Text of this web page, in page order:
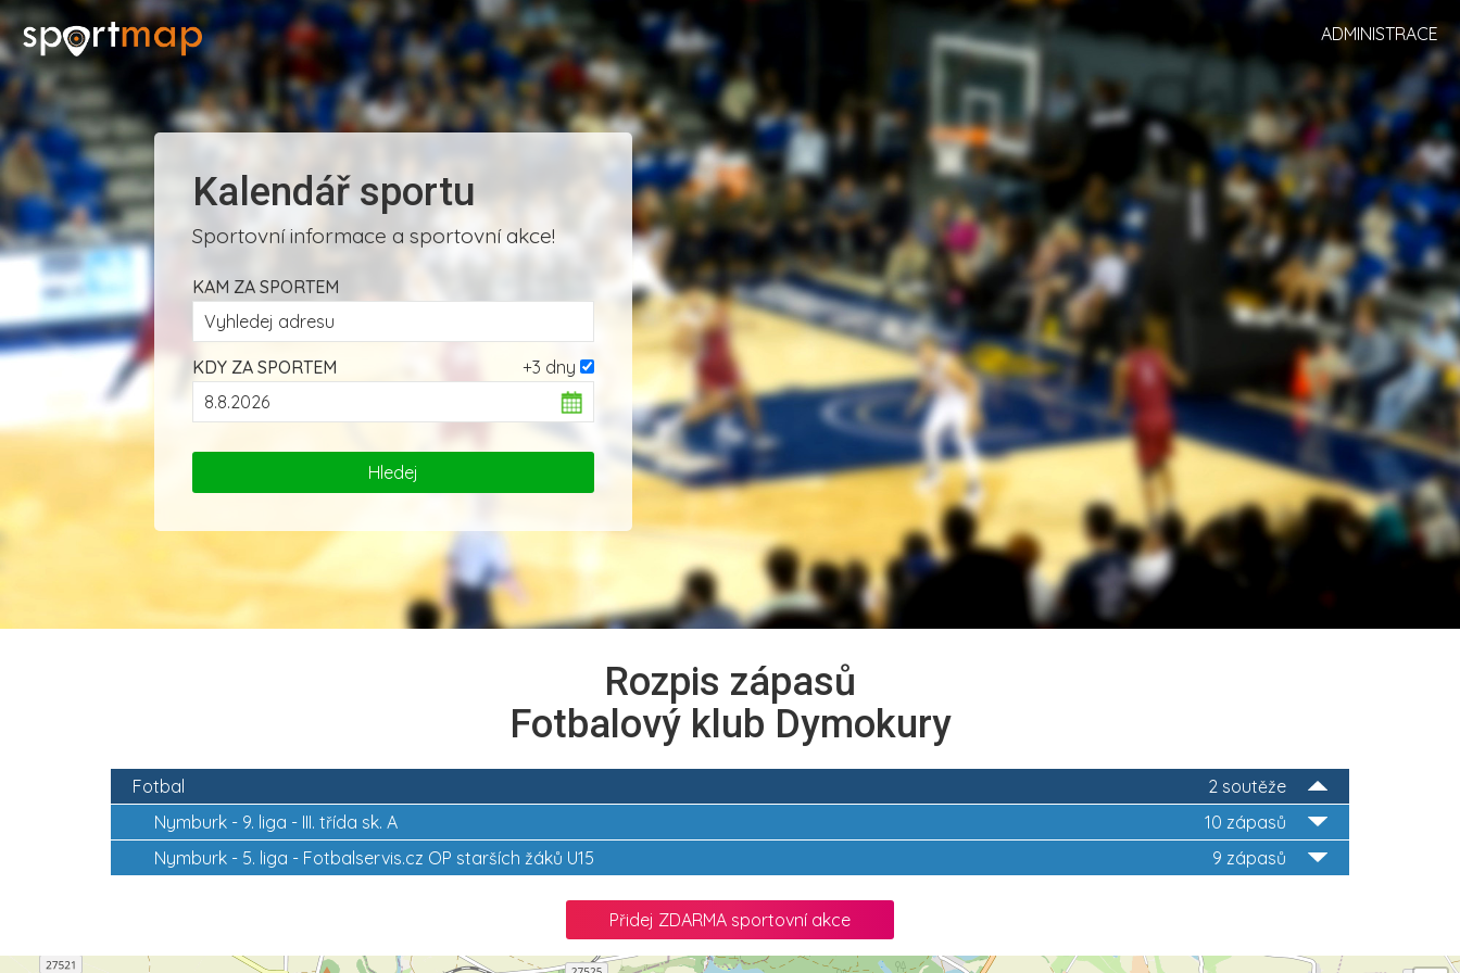
ADMINISTRACE
Kalendář sportu
Sportovní informace a sportovní akce!
KAM ZA SPORTEM
+3 dny
KDY ZA SPORTEM
Rozpis zápasů
Fotbalový klub Dymokury
2 soutěže
Fotbal
10 zápasů
Nymburk - 9. liga - III. třída sk. A
9 zápasů
Nymburk - 5. liga - Fotbalservis.cz OP starších žáků U15
Přidej ZDARMA sportovní akce